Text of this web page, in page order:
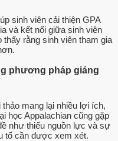
sinh viên cải thiện GPA
và kết nối giữa sinh viên
rằng sinh viên tham gia
phương pháp giảng
mang lại nhiều lợi ích,
học Appalachian cũng gặp
như thiếu nguồn lực và sự
tố cần được xem xét.